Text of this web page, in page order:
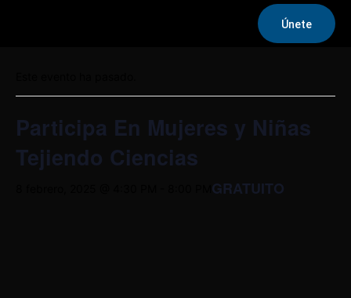
Únete
Participa En Mujeres y Niñas
Tejiendo Ciencias
GRATUITO